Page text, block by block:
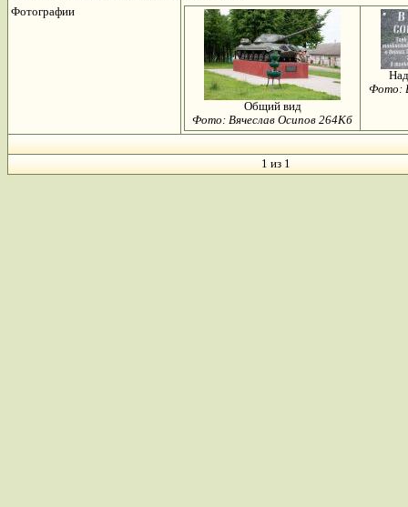
Фотографии
Общий вид
Фото: Вячеслав Осипов 264Кб
Фото:
1 из 1